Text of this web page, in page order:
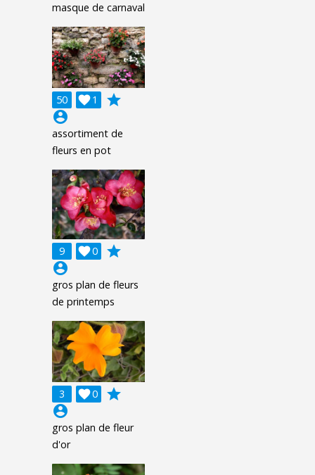
masque de carnaval
50 1

grade
account_circle
assortiment de
fleurs en pot
9 0

grade
account_circle
gros plan de fleurs
de printemps
3 0

grade
account_circle
gros plan de fleur
d'or